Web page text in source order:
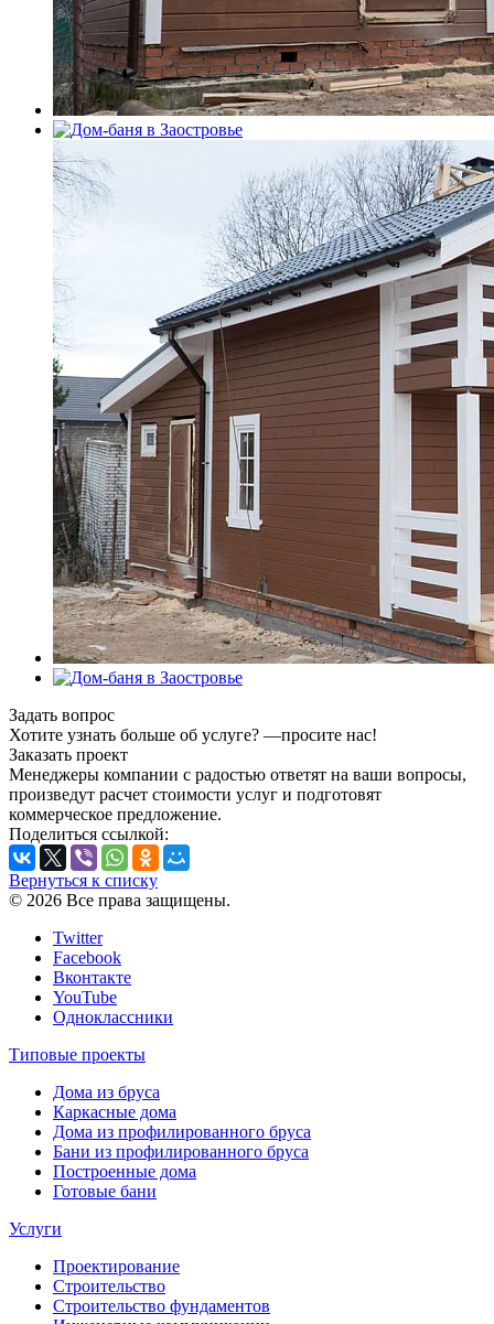
Задать вопрос
Хотите узнать больше об услуге? —просите нас!
Заказать проект
Менеджеры компании с радостью ответят на ваши вопросы,
произведут расчет стоимости услуг и подготовят
коммерческое предложение.
Поделиться ссылкой:
Вернуться к списку
© 2026 Все права защищены.
Twitter
Facebook
Вконтакте
YouTube
Одноклассники
Типовые проекты
Дома из бруса
Каркасные дома
Дома из профилированного бруса
Бани из профилированного бруса
Построенные дома
Готовые бани
Услуги
Проектирование
Строительство
Строительство фундаментов